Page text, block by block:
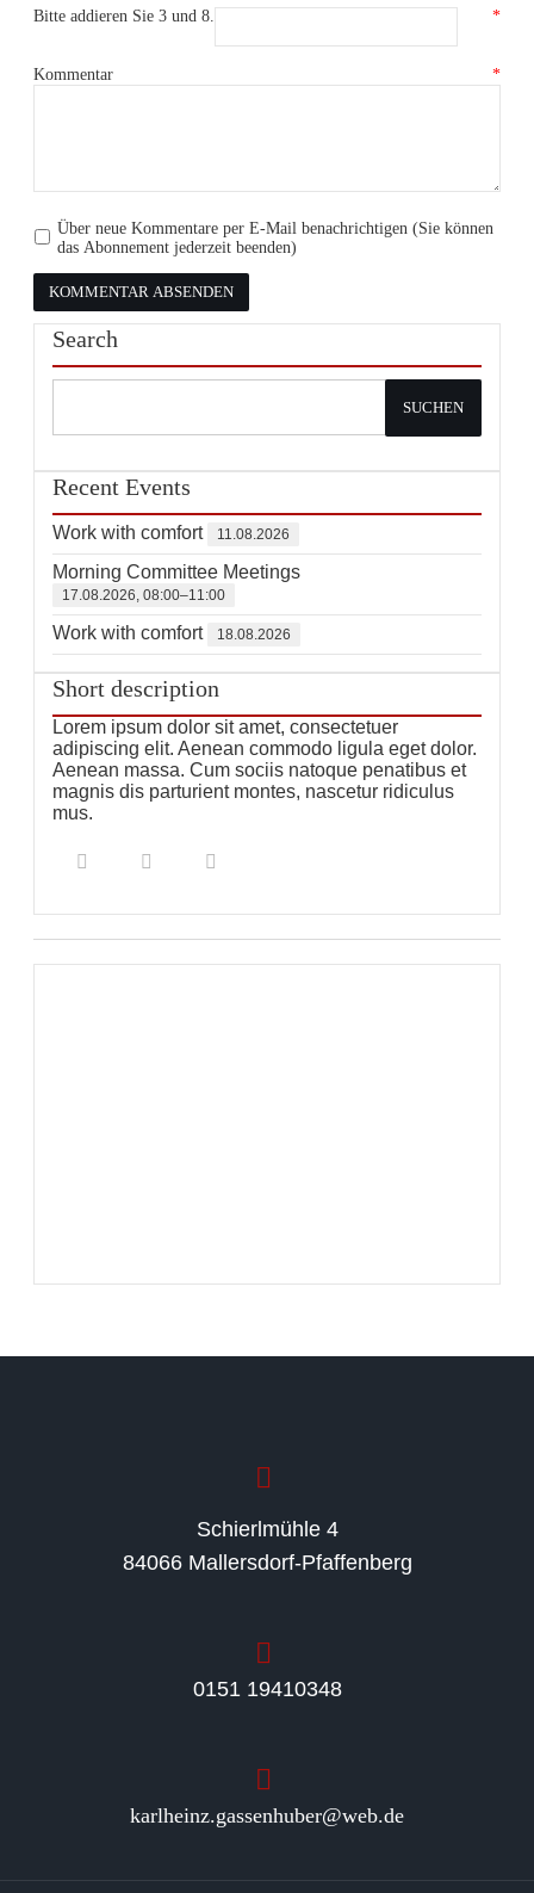
Bitte addieren Sie 3 und 8. *
Kommentar *
Über neue Kommentare per E-Mail benachrichtigen (Sie können
das Abonnement jederzeit beenden)
KOMMENTAR ABSENDEN
Search
SUCHEN
Recent Events
Work with comfort 11.08.2026
Morning Committee Meetings
17.08.2026, 08:00–11:00
Work with comfort 18.08.2026
Short description
Lorem ipsum dolor sit amet, consectetuer
adipiscing elit. Aenean commodo ligula eget dolor.
Aenean massa. Cum sociis natoque penatibus et
magnis dis parturient montes, nascetur ridiculus
mus.
Schierlmühle 4
84066 Mallersdorf-Pfaffenberg
0151 19410348
karlheinz.gassenhuber@web.de